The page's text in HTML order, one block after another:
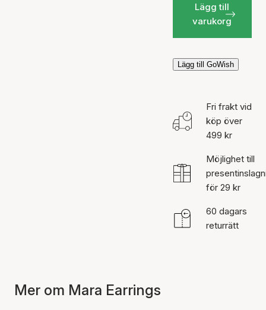
Lägg till
varukorg
Lägg till GoWish
Fri frakt vid
köp över
499 kr
Möjlighet till
för 29 kr
60 dagars
returrätt
Mer om Mara Earrings